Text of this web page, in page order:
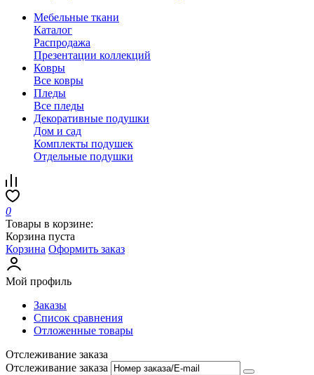
Мебельные ткани
Каталог
Распродажа
Презентации коллекций
Ковры
Все ковры
Пледы
Все пледы
Декоративные подушки
Дом и сад
Комплекты подушек
Отдельные подушки
0
Товары в корзине:
Корзина пуста
Корзина Оформить заказ
Мой профиль
Заказы
Список сравнения
Отложенные товары
Отслеживание заказа
Отслеживание заказа